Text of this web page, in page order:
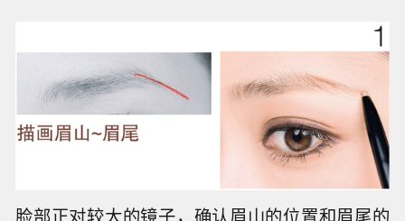
脸部正对较大的镜子，确认眉山的位置和眉尾的